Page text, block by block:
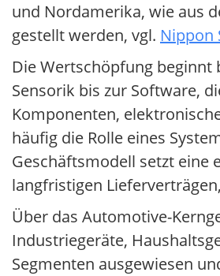
und Nordamerika, wie aus
gestellt werden, vgl. Nippon
Die Wertschöpfung beginnt
Sensorik bis zur Software,
Komponenten,
häufig die Rolle eines
Geschäftsmodell setzt eine
langfristigen
Über das Automotive-
Industriegeräte,
Segmenten ausgewiesen